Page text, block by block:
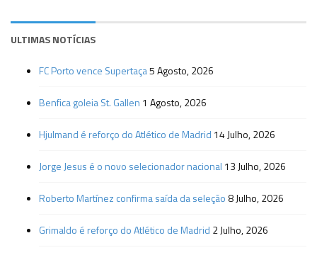
ULTIMAS NOTÍCIAS
FC Porto vence Supertaça5 Agosto, 2026
Benfica goleia St. Gallen 1 Agosto, 2026
Hjulmand é reforço do Atlético de Madrid 14 Julho, 2026
Jorge Jesus é o novo selecionador nacional 13 Julho, 2026
Roberto Martínez confirma saída da seleção 8 Julho, 2026
Grimaldo é reforço do Atlético de Madrid 2 Julho, 2026